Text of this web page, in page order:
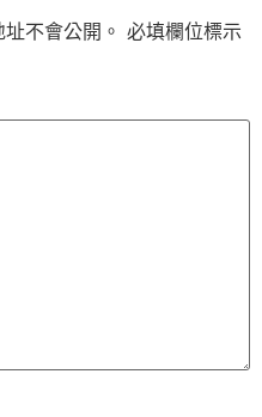
不會公開。 必填欄位標示